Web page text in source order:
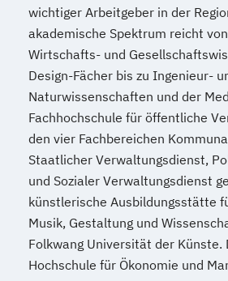
wichtiger Arbeitgeber in der
akademische Spektrum reicht
Wirtschafts- und
Design-Fächer bis zu Ingenieur-
Naturwissenschaften und der
Fachhochschule für öffentliche
den vier Fachbereichen
Staatlicher Verwaltungsdienst,
und Sozialer Verwaltungsdienst
künstlerische Ausbildungsstätte
Musik, Gestaltung und
Folkwang Universität der Künste.
Hochschule für Ökonomie und